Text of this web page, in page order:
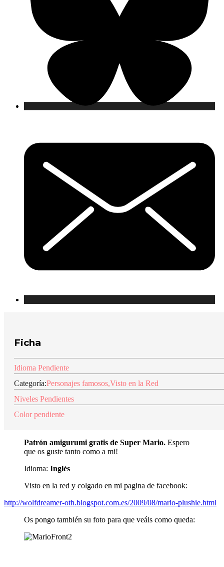
Ficha
Idioma Pendiente
Categoría:Personajes famosos,Visto en la Red
Niveles Pendientes
Color pendiente
Patrón amigurumi gratis de Super Mario. Espero
que os guste tanto como a mi!
Idioma: Inglés
Visto en la red y colgado en mi pagina de facebook:
http://wolfdreamer-oth.blogspot.com.es/2009/08/mario-plushie.html
Os pongo también su foto para que veáis como queda: